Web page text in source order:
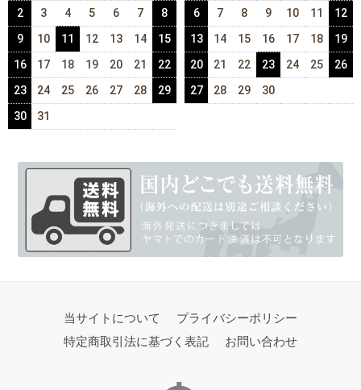
2
3 4 5 6 7
8
9
10 11 12 13 14
15
16
17 18 19 20 21
22
23
24 25 26 27 28
29
30
31
6
7 8 9 10 11
12
13
14 15 16 17 18
19
20
21 22 23 24 25
26
27
28 29 30
当サイトについて
プライバシーポリシー
特定商取引法に基づく表記
お問い合わせ